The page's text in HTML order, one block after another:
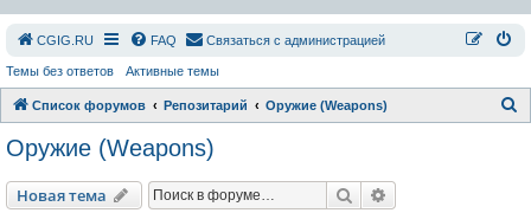
СGIG.RU FAQ Связаться с администрацией
Темы без ответов Активные темы
Список форумов Репозитарий Оружие (Weapons)
Оружие (Weapons)
Новая тема Поиск